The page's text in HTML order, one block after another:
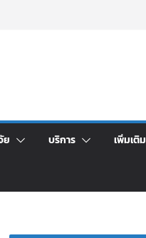
ย บริการ เพิ่มเติม